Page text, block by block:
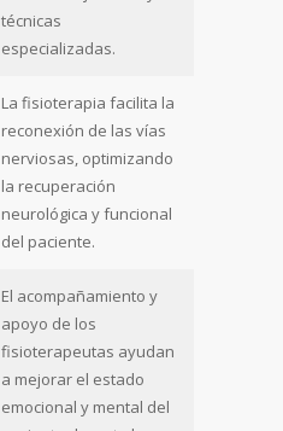
técnicas
especializadas.
La fisioterapia facilita la
reconexión de las vías
nerviosas, optimizando
la recuperación
neurológica y funcional
del paciente.
El acompañamiento y
apoyo de los
fisioterapeutas ayudan
a mejorar el estado
emocional y mental del